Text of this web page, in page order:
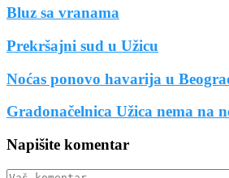
Bluz sa vranama
Prekršajni sud u Užicu
Noćas ponovo havarija u
Gradonačelnica Užica nema na
Napišite komentar